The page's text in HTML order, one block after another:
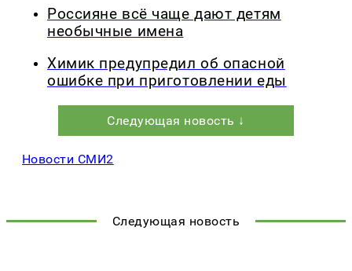
Россияне всё чаще дают детям
необычные имена
Химик предупредил об опасной
ошибке при приготовлении еды
Следующая новость ↓
Новости СМИ2
Следующая новость